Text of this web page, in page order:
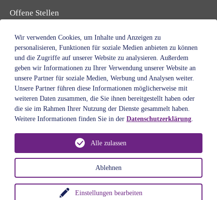
Offene Stellen
Ausbildung & Studium
Freiwilligendienst
Praktikum & Ferien
Ehrenamt
Spenden & Helfen
Standorte
Leitbild
Organe
Gremien & Fördervereine
Wir verwenden Cookies, um Inhalte und Anzeigen zu
personalisieren, Funktionen für soziale Medien anbieten zu können
und die Zugriffe auf unserer Website zu analysieren. Außerdem
geben wir Informationen zu Ihrer Verwendung unserer Website an
unsere Partner für soziale Medien, Werbung und Analysen weiter.
Unsere Partner führen diese Informationen möglicherweise mit
weiteren Daten zusammen, die Sie ihnen bereitgestellt haben oder
die sie im Rahmen Ihrer Nutzung der Dienste gesammelt haben.
Weitere Informationen finden Sie in der Datenschutzerklärung.
Einstellungen bearbeiten
Ablehnen
Alle zulassen